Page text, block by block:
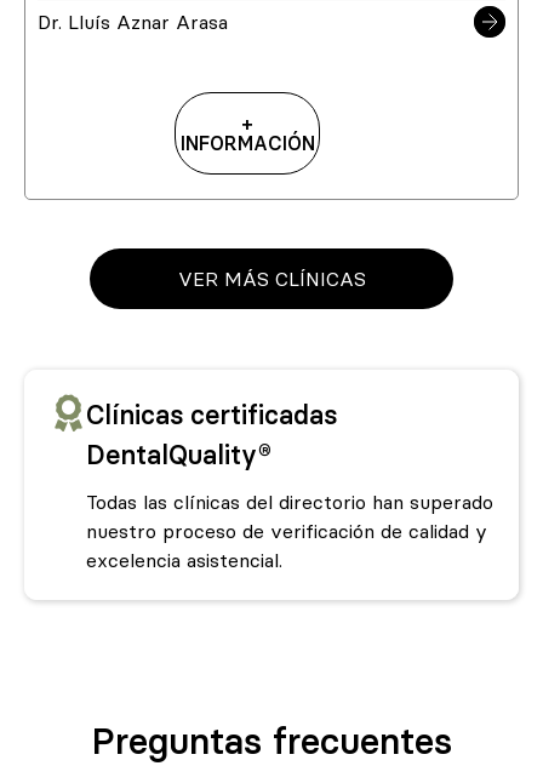
Dr. Lluís Aznar Arasa
+
INFORMACIÓN
VER MÁS CLÍNICAS
Clínicas certificadas
DentalQuality®
Todas las clínicas del directorio han superado
nuestro proceso de verificación de calidad y
excelencia asistencial.
Preguntas frecuentes